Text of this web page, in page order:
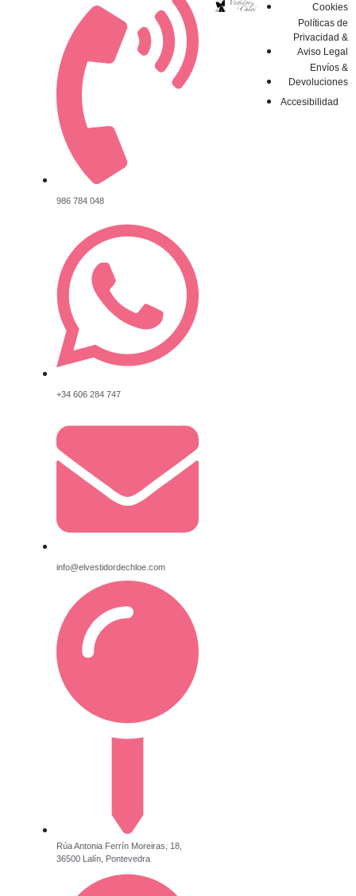
986 784 048
+34 606 284 747
info@elvestidordechloe.com
Rúa Antonia Ferrín Moreiras, 18,
36500 Lalín, Pontevedra
Cookies
Políticas de
Privacidad &
Aviso Legal
Envíos &
Devoluciones
Accesibilidad